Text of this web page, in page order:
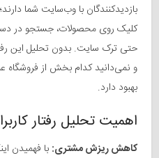
بازدیدکنندگان با وب‌سایت شما
کلیک روی محصولات، جستجو در
حتی ترک سایت. بدون تحلیل این
و نمی‌دانید کدام بخش از فروشگاه
بهبود دارد.
اهمیت تحلیل رفتار
کاهش ریزش مشتری: با فهمیدن